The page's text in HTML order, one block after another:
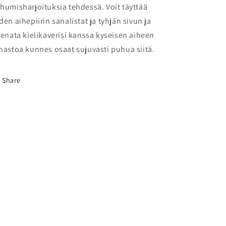
tehdessä. Voit täyttää
aihepiirin sanalistat ja tyhjän sivun ja
kielikaverisi kanssa kyseisen aiheen
kunnes osaat sujuvasti puhua siitä.
Share